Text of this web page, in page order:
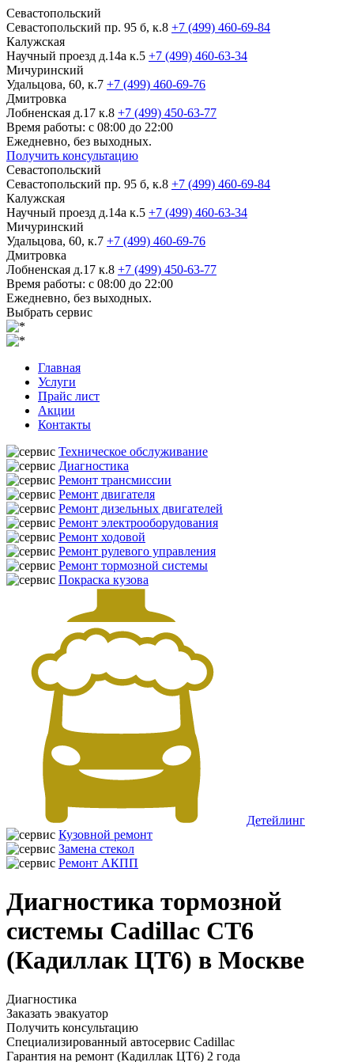
Севастопольский
Севастопольский пр. 95 б, к.8 +7 (499) 460-69-84
Калужская
Научный проезд д.14а к.5 +7 (499) 460-63-34
Мичуринский
Удальцова, 60, к.7 +7 (499) 460-69-76
Дмитровка
Лобненская д.17 к.8 +7 (499) 450-63-77
Время работы: с 08:00 до 22:00
Ежедневно, без выходных.
Получить консультацию
Севастопольский
Севастопольский пр. 95 б, к.8 +7 (499) 460-69-84
Калужская
Научный проезд д.14а к.5 +7 (499) 460-63-34
Мичуринский
Удальцова, 60, к.7 +7 (499) 460-69-76
Дмитровка
Лобненская д.17 к.8 +7 (499) 450-63-77
Время работы: с 08:00 до 22:00
Ежедневно, без выходных.
Выбрать сервис
Главная
Услуги
Прайс лист
Акции
Контакты
Техническое обслуживание
Диагностика
Ремонт трансмиссии
Ремонт двигателя
Ремонт дизельных двигателей
Ремонт электрооборудования
Ремонт ходовой
Ремонт рулевого управления
Ремонт тормозной системы
Покраска кузова
Детейлинг
Кузовной ремонт
Замена стекол
Ремонт АКПП
Диагностика тормозной
системы Cadillac CT6
(Кадиллак ЦТ6) в Москве
Диагностика
Заказать эвакуатор
Получить консультацию
Специализированный автосервис Cadillac
Гарантия на ремонт (Кадиллак ЦТ6) 2 года